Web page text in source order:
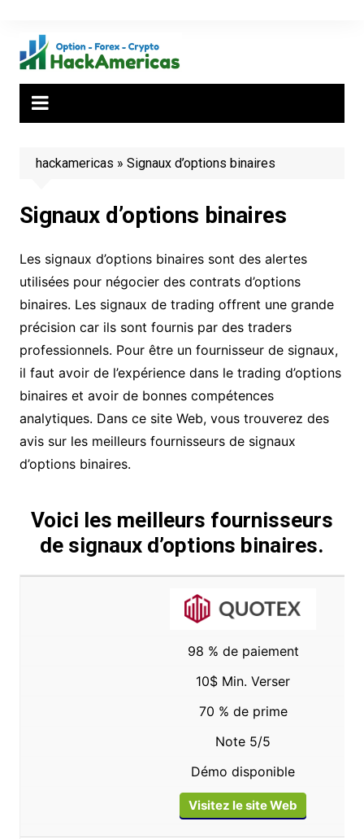
contenu
hackamericas » Signaux d’options binaires
Signaux d’options binaires
Les signaux d’options binaires sont des alertes
utilisées pour négocier des contrats d’options
binaires. Les signaux de trading offrent une grande
précision car ils sont fournis par des traders
professionnels. Pour être un fournisseur de signaux,
il faut avoir de l’expérience dans le trading d’options
binaires et avoir de bonnes compétences
analytiques. Dans ce site Web, vous trouverez des
avis sur les meilleurs fournisseurs de signaux
d’options binaires.
Voici les meilleurs fournisseurs
de signaux d’options binaires.
98 % de paiement
10$ Min. Verser
70 % de prime
Note 5/5
Démo disponible
Visitez le site Web